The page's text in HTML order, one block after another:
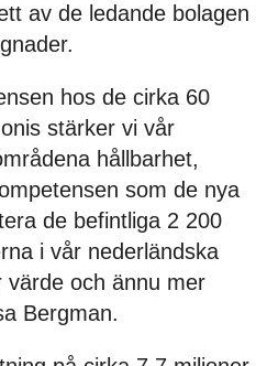
av de ledande bolagen
hos de cirka 60
stärker vi vår
hållbarhet,
som de nya
de befintliga 2 200
i vår nederländska
och ännu mer
Bergman.